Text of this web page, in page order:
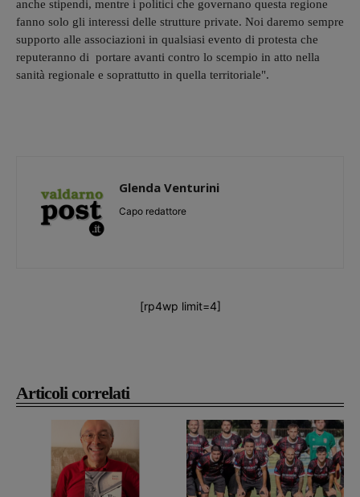
Articoli correlati
anche stipendi, mentre i politici che governano questa regione
fanno solo gli interessi delle strutture private. Noi daremo sempre
supporto alle associazioni in qualsiasi evento di protesta che
reputeranno di portare avanti contro lo scempio in atto nella
sanità regionale e soprattutto in quella territoriale".
Glenda Venturini
Capo redattore
[rp4wp limit=4]